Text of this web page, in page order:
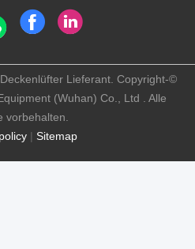
| Sitemap
Lieferant. Copyright-©
(Wuhan) Co., Ltd . Alle
vorbehalten.